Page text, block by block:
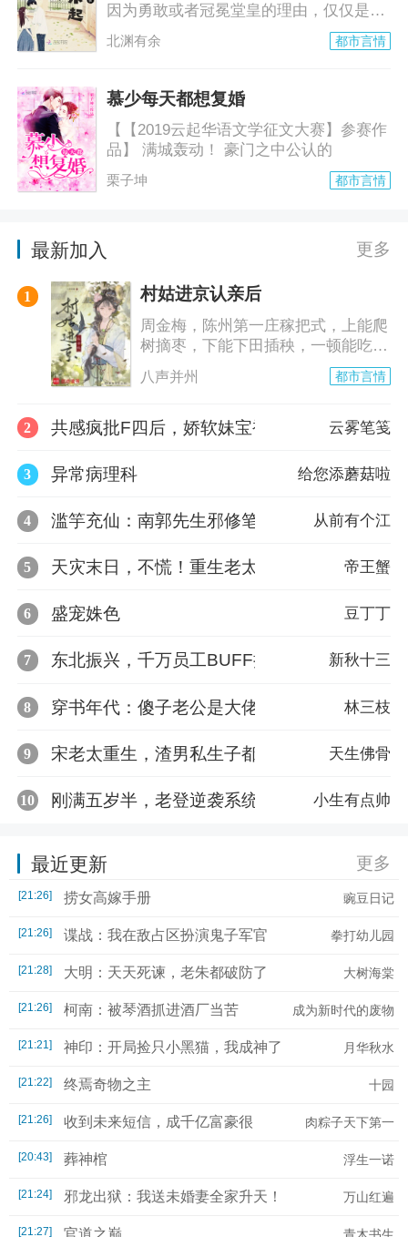
因为勇敢或者冠冕堂皇的理由，仅仅是因
为有你守在身
北渊有余 都市言情
慕少每天都想复婚
【【2019云起华语文学征文大赛】参赛作
品】 满城轰动！ 豪门之中公认的
栗子坤 都市言情
最新加入 更多
村姑进京认亲后
周金梅，陈州第一庄稼把式，上能爬
树摘枣，下能下田插秧，一顿能吃三
八声并州 都市言情
1
共感疯批F四后，娇软妹宝被宠坏 云雾笔笺
2
异常病理科 给您添蘑菇啦
3
滥竽充仙：南郭先生邪修笔记 从前有个江
4
天灾末日，不慌！重生老太囤满千亿物资帝王蟹
5
盛宠姝色 豆丁丁
6
东北振兴，千万员工BUFF拉满 新秋十三
7
穿书年代：傻子老公是大佬 林三枝
8
宋老太重生，渣男私生子都滚开 天生佛骨
9
刚满五岁半，老登逆袭系统来了 小生有点帅
10
最近更新 更多
[21:26] 豌豆日记
捞女高嫁手册
[21:26] 拳打幼儿园
谍战：我在敌占区扮演鬼子军官
[21:28] 大树海棠
大明：天天死谏，老朱都破防了
[21:26] 成为新时代的废物
柯南：被琴酒抓进酒厂当苦
[21:21] 月华秋水
神印：开局捡只小黑猫，我成神了
[21:22] 十园
终焉奇物之主
[21:26] 肉粽子天下第一
收到未来短信，成千亿富豪很
[20:43] 浮生一诺
葬神棺
[21:24] 万山红遍
邪龙出狱：我送未婚妻全家升天！
[21:27] 青木书生
官道之巅